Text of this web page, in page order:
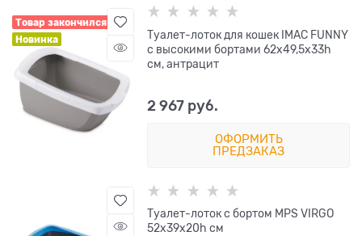
Товар закончился
Новинка
Туалет-лоток для кошек IMAC FUNNY
с высокими бортами 62х49,5х33h
см, антрацит
2 967 руб.
ОФОРМИТЬ
ПРЕДЗАКАЗ
Туалет-лоток с бортом MPS VIRGO
52x39x20h см